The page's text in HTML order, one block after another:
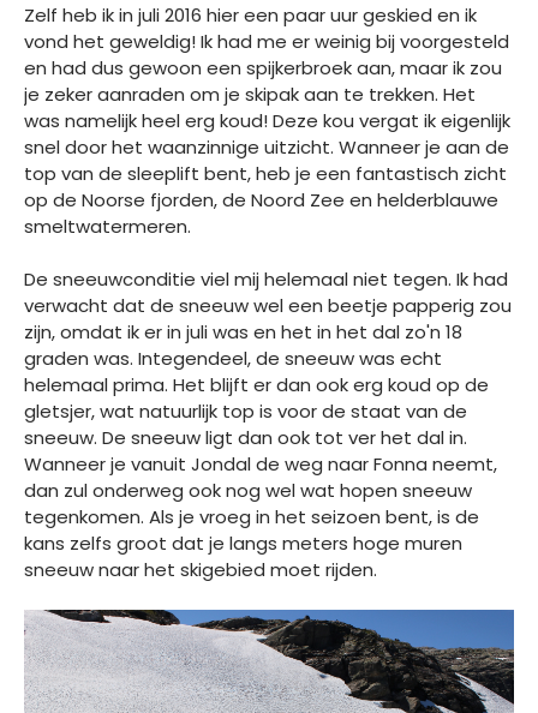
Zelf heb ik in juli 2016 hier een paar uur geskied en ik
vond het geweldig! Ik had me er weinig bij voorgesteld
en had dus gewoon een spijkerbroek aan, maar ik zou
je zeker aanraden om je skipak aan te trekken. Het
was namelijk heel erg koud! Deze kou vergat ik eigenlijk
snel door het waanzinnige uitzicht. Wanneer je aan de
top van de sleeplift bent, heb je een fantastisch zicht
op de Noorse fjorden, de Noord Zee en helderblauwe
smeltwatermeren.
De sneeuwconditie viel mij helemaal niet tegen. Ik had
verwacht dat de sneeuw wel een beetje papperig zou
zijn, omdat ik er in juli was en het in het dal zo'n 18
graden was. Integendeel, de sneeuw was echt
helemaal prima. Het blijft er dan ook erg koud op de
gletsjer, wat natuurlijk top is voor de staat van de
sneeuw. De sneeuw ligt dan ook tot ver het dal in.
Wanneer je vanuit Jondal de weg naar Fonna neemt,
dan zul onderweg ook nog wel wat hopen sneeuw
tegenkomen. Als je vroeg in het seizoen bent, is de
kans zelfs groot dat je langs meters hoge muren
sneeuw naar het skigebied moet rijden.